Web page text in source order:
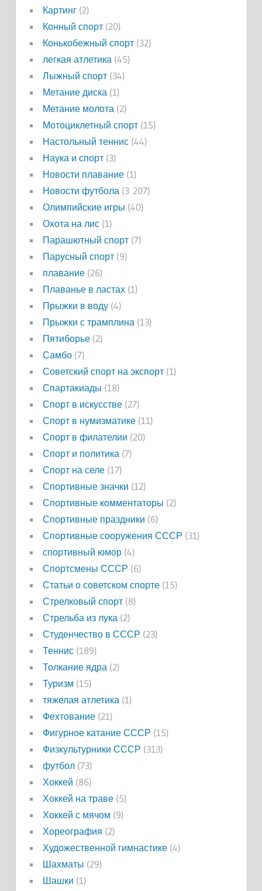
Картинг(2)
Конный спорт(20)
Конькобежный спорт(32)
легкая атлетика (45)
Лыжный спорт(34)
Метание диска (1)
Метание молота (2)
Мотоциклетный спорт(15)
Настольный теннис(44)
Наука и спорт(3)
Новости плавание(1)
Новости футбола (3 207)
Олимпийские игры (40)
Охота на лис(1)
Парашютный спорт(7)
Парусный спорт(9)
плавание(26)
Плаванье в ластах(1)
Прыжки в воду(4)
Прыжки с трамплина (13)
Пятиборье(2)
Самбо(7)
Советский спорт на экспорт(1)
Спартакиады (18)
Спорт в искусстве(27)
Спорт в нумизматике(11)
Спорт в филателии (20)
Спорт и политика (7)
Спорт на селе(17)
Спортивные значки (12)
Спортивные комментаторы (2)
Спортивные праздники (6)
Спортивные сооружения СССР (31)
спортивный юмор(4)
Спортсмены СССР (6)
Статьи о советском спорте(15)
Стрелковый спорт(8)
Стрельба из лука (2)
Студенчество в СССР (23)
Теннис(189)
Толкание ядра (2)
Туризм (15)
тяжелая атлетика (1)
Фехтование(21)
Фигурное катание СССР (15)
Физкультурники СССР (313)
футбол(73)
Хоккей (86)
Хоккей на траве(5)
Хоккей с мячом (9)
Хореография (2)
Художественной гимнастике(4)
Шахматы (29)
Шашки (1)